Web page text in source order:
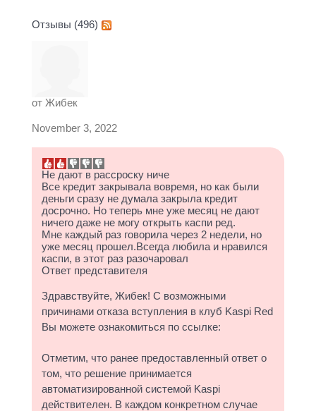
Отзывы (496)
от Жибек
November 3, 2022
Не дают в рассроску ниче
Все кредит закрывала вовремя, но как были
деньги сразу не думала закрыла кредит
досрочно. Но теперь мне уже месяц не дают
ничего даже не могу открыть каспи ред.
Мне каждый раз говорила через 2 недели, но
уже месяц прошел.Всегда любила и нравился
каспи, в этот раз разочаровал
Ответ представителя
Здравствуйте, Жибек! С возможными
причинами отказа вступления в клуб Kaspi Red
Вы можете ознакомиться по ссылке:
Отметим, что ранее предоставленный ответ о
том, что решение принимается
автоматизированной системой Kaspi
действителен. В каждом конкретном случае